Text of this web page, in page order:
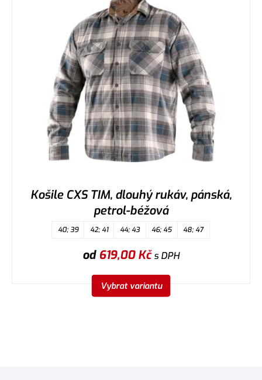
Košile CXS TIM, dlouhý rukáv, pánská,
petrol-béžová
40; 39 42; 41 44; 43 46; 45 48; 47
od619,00Kčs DPH
Vybrat variantu